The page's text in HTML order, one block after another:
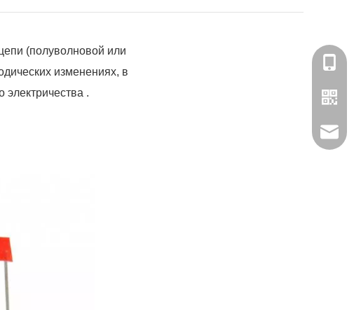
(полуволновой или
изменениях, в
.
180-